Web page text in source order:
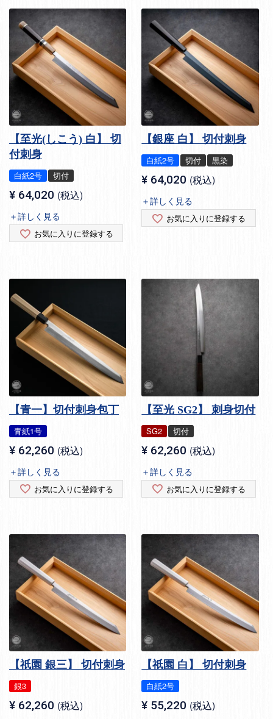
【至光(しこう) 白】 切
付刺身
白紙2号 切付
¥ 64,020 税込
＋詳しく見る
お気に入りに登録する
【銀座 白】 切付刺身
白紙2号 切付 黒染
¥ 64,020 税込
＋詳しく見る
お気に入りに登録する
【青一】切付刺身包丁
青紙1号
¥ 62,260 税込
＋詳しく見る
お気に入りに登録する
【至光 SG2】 刺身切付
SG2 切付
¥ 62,260 税込
＋詳しく見る
お気に入りに登録する
【祇園 銀三】 切付刺身
銀3
¥ 62,260 税込
【祇園 白】 切付刺身
白紙2号
¥ 55,220 税込